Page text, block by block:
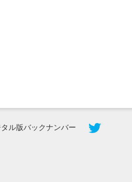
ル版バックナンバー